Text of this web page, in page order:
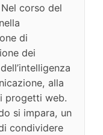
corso del
di
dei
alla
progetti web.
si impara, un
condividere